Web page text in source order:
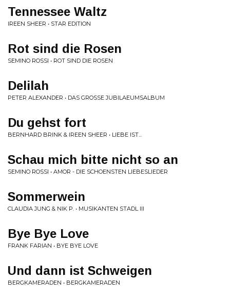
Tennessee Waltz
IREEN SHEER • STAR EDITION
Rot sind die Rosen
SEMINO ROSSI • ROT SIND DIE ROSEN
Delilah
PETER ALEXANDER • DAS GROSSE JUBILAEUMSALBUM
Du gehst fort
BERNHARD BRINK & IREEN SHEER • LIEBE IST...
Schau mich bitte nicht so an
SEMINO ROSSI • AMOR - DIE SCHOENSTEN LIEBESLIEDER
Sommerwein
CLAUDIA JUNG & NIK P. • MUSIKANTEN STADL III
Bye Bye Love
FRANK FARIAN • BYE BYE LOVE
Und dann ist Schweigen
BERGKAMERADEN • BERGKAMERADEN